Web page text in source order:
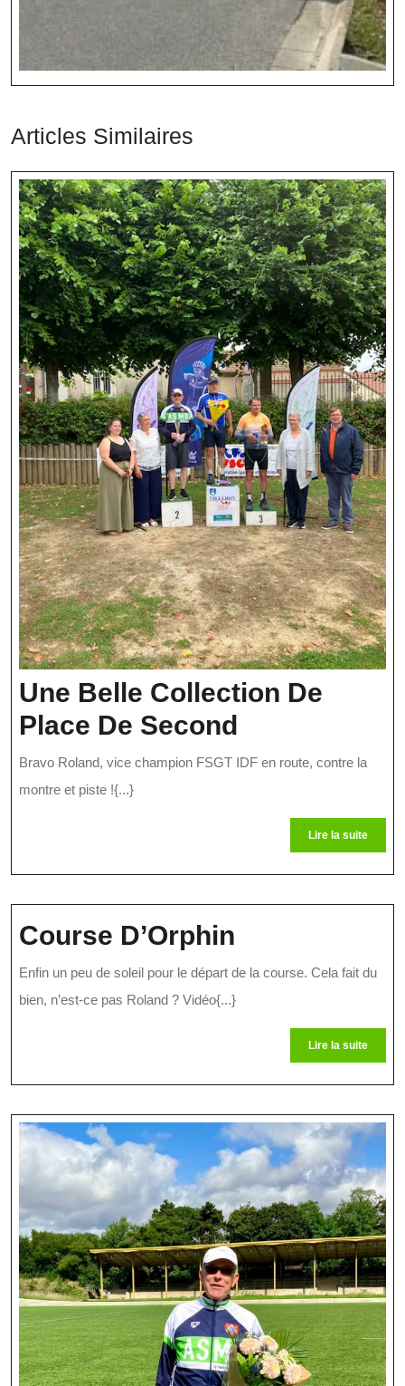
Articles Similaires
Une Belle Collection De
Place De Second
Belle
Place
Bravo Roland, vice champion FSGT IDF en route, contre la
montre et piste !{...}
Lire la suiteLire
la
Course D’Orphin
D’Orphin
Enfin un peu de soleil pour le départ de la course. Cela fait du
bien, n’est-ce pas Roland ? Vidéo{...}
Lire la suiteLire
la